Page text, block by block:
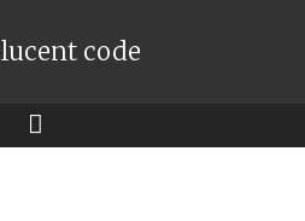
code
Meniu